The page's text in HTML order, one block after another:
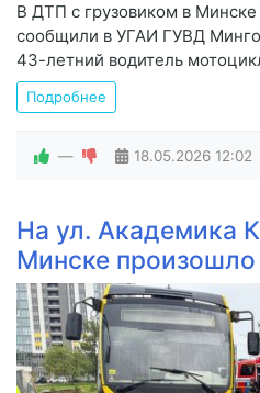
В ДТП с грузовиком в
сообщили в УГАИ ГУВД
43-летний водитель
Подробнее
— 18.05.2026 12:02
На ул. Академика
Минске